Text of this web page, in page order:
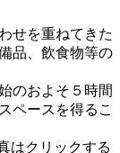
せを重ねてきた
品、飲食物等の
のおよそ５時間
ペースを得るこ
クリックする